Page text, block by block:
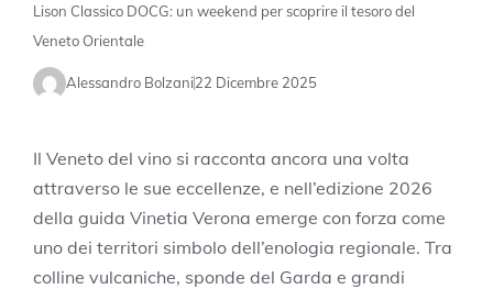
Lison Classico DOCG: un weekend per scoprire il tesoro del
Veneto Orientale
Alessandro Bolzani22 Dicembre 2025
Il Veneto del vino si racconta ancora una volta
attraverso le sue eccellenze, e nell’edizione 2026
della guida Vinetia Verona emerge con forza come
uno dei territori simbolo dell’enologia regionale. Tra
colline vulcaniche, sponde del Garda e grandi